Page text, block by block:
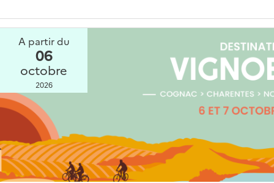
A partir du
06
octobre
2026